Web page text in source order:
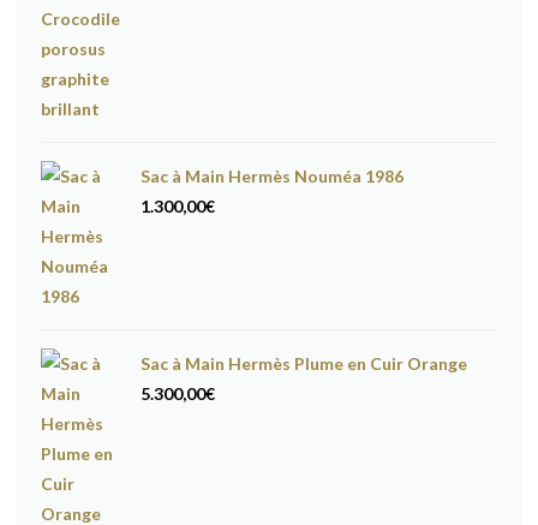
Sac à Main Hermès Nouméa 1986
1.300,00€
Sac à Main Hermès Plume en Cuir Orange
5.300,00€